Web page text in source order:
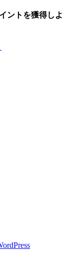
ントを獲得しよ